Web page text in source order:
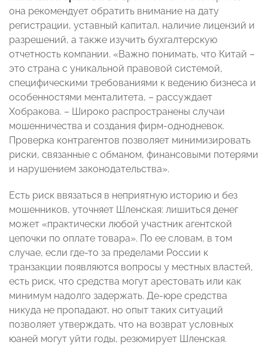
она рекомендует обратить внимание на дату
регистрации, уставный капитал, наличие лицензий и
разрешений, а также изучить бухгалтерскую
отчетность компании. «Важно понимать, что Китай –
это страна с уникальной правовой системой,
специфическими требованиями к ведению бизнеса и
особенностями менталитета, – рассуждает
Хобракова. – Широко распространены случаи
мошенничества и создания фирм-однодневок.
Проверка контрагентов позволяет минимизировать
риски, связанные с обманом, финансовыми потерями
и нарушением законодательства».
Есть риск ввязаться в неприятную историю и без
мошенников, уточняет Шленская: лишиться денег
может «практически любой участник агентской
цепочки по оплате товара». По ее словам, в том
случае, если где-то за пределами России к
транзакции появляются вопросы у местных властей,
есть риск, что средства могут арестовать или как
минимум надолго задержать. Де-юре средства
никуда не пропадают, но опыт таких ситуаций
позволяет утверждать, что на возврат условных
юаней могут уйти годы, резюмирует Шленская.